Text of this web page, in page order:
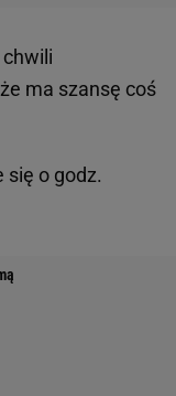
ma szansę coś
się o godz.